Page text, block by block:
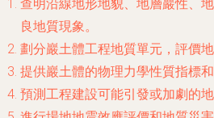
查明沿線地形地貌、地層巖性、
良地質現象。
劃分巖土體工程地質單元，評價
提供巖土體的物理力學性質指標和
預測工程建設可能引發或加劇的